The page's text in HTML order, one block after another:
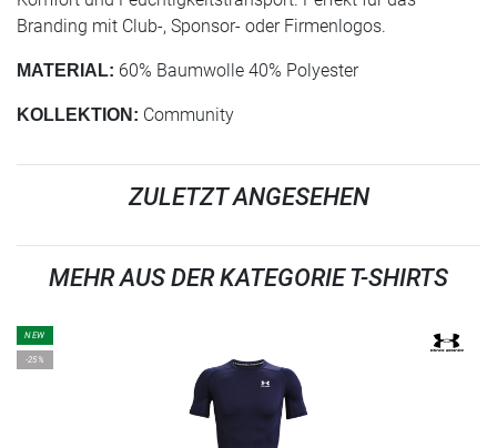
Branding mit Club-, Sponsor- oder Firmenlogos.
MATERIAL: 60% Baumwolle 40% Polyester
KOLLEKTION: Community
ZULETZT ANGESEHEN
MEHR AUS DER KATEGORIE T-SHIRTS
NEW
-25%